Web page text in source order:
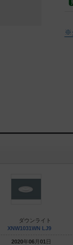
※
ダウンライト
XNW1031WN LJ9
2020年06月 01 日